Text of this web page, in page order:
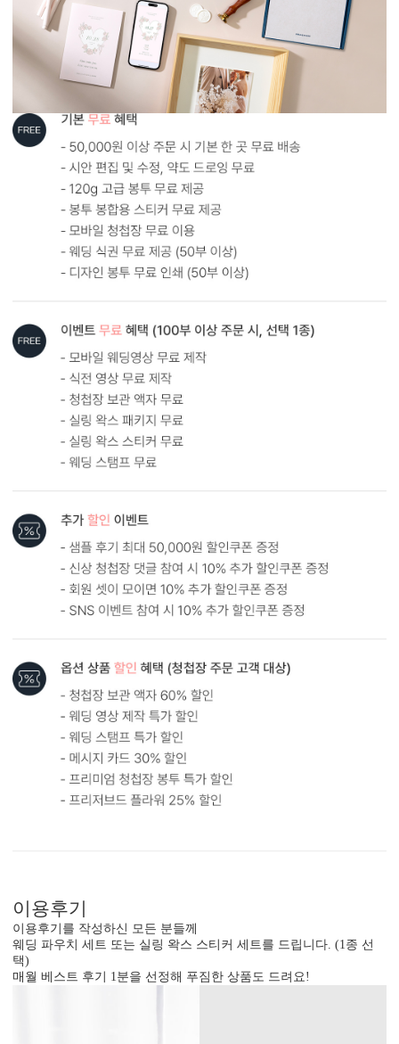
형태 및 구성
카드 115x173(mm) / 세로3단 / 봉투120x180(mm)
봉합용 스티커 기본 구성입니다.
기본 인쇄 내용(인사말, 약도 등)이 흑백 인쇄됩니다.
달력이 함께 구성되어 있어 예식일을 기억하기 쉽습니다.
이용후기
이용후기를 작성하신 모든 분들께
웨딩 파우치 세트 또는 실링 왁스 스티커 세트를 드립니다. (1종 선
택)
매월 베스트 후기 1분을 선정해 푸짐한 상품도 드려요!